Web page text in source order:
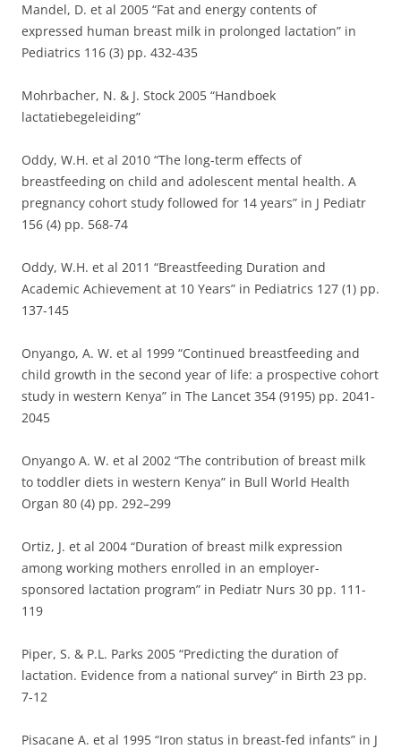
Mandel, D. et al 2005 “Fat and energy contents of
expressed human breast milk in prolonged lactation” in
Pediatrics 116 (3) pp. 432-435
Mohrbacher, N. & J. Stock 2005 “Handboek
lactatiebegeleiding”
Oddy, W.H. et al 2010 “The long-term effects of
breastfeeding on child and adolescent mental health. A
pregnancy cohort study followed for 14 years” in J Pediatr
156 (4) pp. 568-74
Oddy, W.H. et al 2011 “Breastfeeding Duration and
Academic Achievement at 10 Years” in Pediatrics 127 (1) pp.
137-145
Onyango, A. W. et al 1999 “Continued breastfeeding and
child growth in the second year of life: a prospective cohort
study in western Kenya” in The Lancet 354 (9195) pp. 2041-
2045
Onyango A. W. et al 2002 “The contribution of breast milk
to toddler diets in western Kenya” in Bull World Health
Organ 80 (4) pp. 292–299
Ortiz, J. et al 2004 “Duration of breast milk expression
among working mothers enrolled in an employer-
sponsored lactation program” in Pediatr Nurs 30 pp. 111-
119
Piper, S. & P.L. Parks 2005 “Predicting the duration of
lactation. Evidence from a national survey” in Birth 23 pp.
7-12
Pisacane A. et al 1995 “Iron status in breast-fed infants” in J